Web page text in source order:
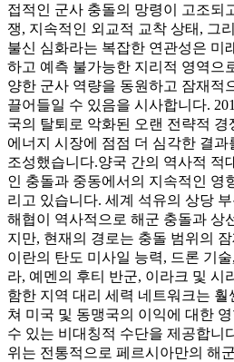
접적인 군사 충돌의 망령이 고조되
쟁, 지속적인 외교적 교착 상태, 그
불신 심화라는 복잡한 연관성은 미
하고 예측 불가능한 지리적 영역으
양한 군사 역량을 동원하고 잠재적
끌어들일 수 있음을 시사합니다.
국의 탈퇴로 악화된 오랜 전략적
에너지 시장에 점점 더 심각한 결
조성했습니다.양국 간의 역사적 적
인 충돌과 중동에서의 지속적인 영
리고 있습니다. 세계 석유의 상당
해협이 역사적으로 해군 충돌과 상
지만, 현재의 경로는 충돌 범위의
이란의 탄도 미사일 능력, 드론 기
라, 예멘의 후티 반군, 이라크 및 시
함한 지역 대리 세력 네트워크는 훨
쳐 미국 및 동맹국의 이익에 대한
수 있는 비대칭적 수단을 제공합니
위는 전통적으로 페르시아만의 해